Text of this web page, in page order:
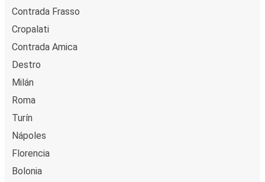
Contrada Frasso
Cropalati
Contrada Amica
Destro
Milán
Roma
Turín
Nápoles
Florencia
Bolonia